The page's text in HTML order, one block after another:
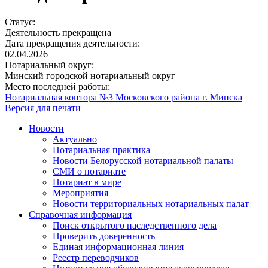
Статус:
Деятельность прекращена
Дата прекращения деятельности:
02.04.2026
Нотариальный округ:
Минский городской нотариальный округ
Место последней работы:
Нотариальная контора №3 Московского района г. Минска
Версия для печати
Новости
Актуально
Нотариальная практика
Новости Белорусской нотариальной палаты
СМИ о нотариате
Нотариат в мире
Мероприятия
Новости территориальных нотариальных палат
Справочная информация
Поиск открытого наследственного дела
Проверить доверенность
Единая информационная линия
Реестр переводчиков